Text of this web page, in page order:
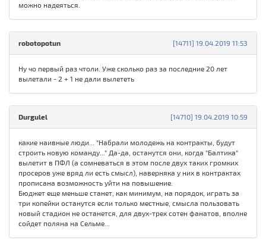
можно надеяться.
[14711] 19.04.2019 11:53
robotopotun
Ну чо первый раз чтоли. Уже сколько раз за последние 20 лет
вылетали - 2 + 1 не дали вылететь
[14710] 19.04.2019 10:59
Durgulel
какие наивные люди... "Набрали молодежь на контракты, будут
строить новую команду..." Да-да, останутся они, когда "Балтика"
вылетит в ПФЛ (а сомневаться в этом после двух таких громких
просеров уже вряд ли есть смысл), наверняка у них в контрактах
прописана возможность уйти на повышение.
Бюджет еще меньше станет, как минимум, на порядок, играть за
три копейки останутся если только местные, смысла пользовать
новый стадион не останется, для двух-трех сотен фанатов, вполне
сойдет поляна на Сельме...